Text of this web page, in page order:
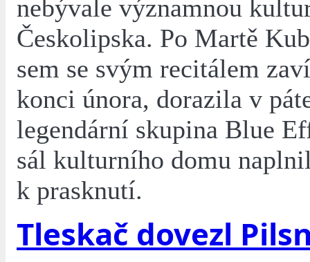
nebývale významnou
Českolipska. Po Martě
sem se svým recitálem
konci února, dorazila v
legendární skupina Blue
sál kulturního domu
k prasknutí.
Tleskač dovezl